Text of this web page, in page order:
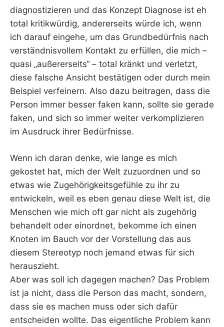
diagnostizieren und das Konzept Diagnose ist eh
total kritikwürdig, andererseits würde ich, wenn
ich darauf eingehe, um das Grundbedürfnis nach
verständnisvollem Kontakt zu erfüllen, die mich –
quasi „außererseits“ – total kränkt und verletzt,
diese falsche Ansicht bestätigen oder durch mein
Beispiel verfeinern. Also dazu beitragen, dass die
Person immer besser faken kann, sollte sie gerade
faken, und sich so immer weiter verkomplizieren
im Ausdruck ihrer Bedürfnisse.
Wenn ich daran denke, wie lange es mich
gekostet hat, mich der Welt zuzuordnen und so
etwas wie Zugehörigkeitsgefühle zu ihr zu
entwickeln, weil es eben genau diese Welt ist, die
Menschen wie mich oft gar nicht als zugehörig
behandelt oder einordnet, bekomme ich einen
Knoten im Bauch vor der Vorstellung das aus
diesem Stereotyp noch jemand etwas für sich
herauszieht.
Aber was soll ich dagegen machen? Das Problem
ist ja nicht, dass die Person das macht, sondern,
dass sie es machen muss oder sich dafür
entscheiden wollte. Das eigentliche Problem kann